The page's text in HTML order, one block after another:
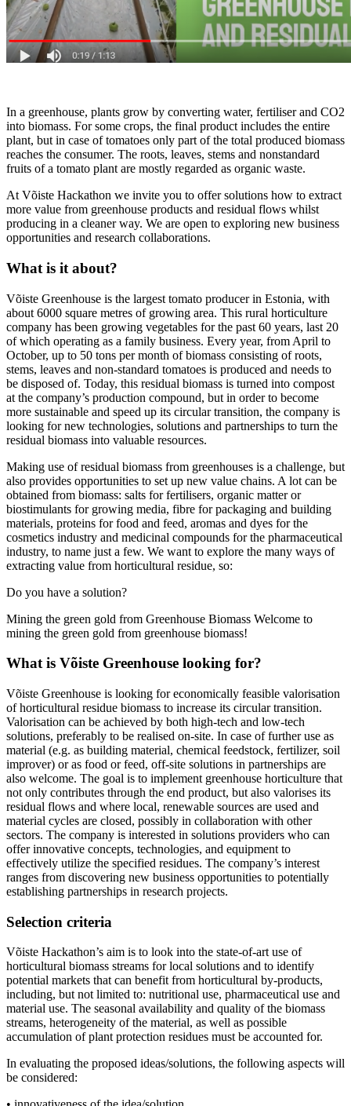
In a greenhouse, plants grow by converting water, fertiliser and CO2
into biomass. For some crops, the final product includes the entire
plant, but in case of tomatoes only part of the total produced biomass
reaches the consumer. The roots, leaves, stems and nonstandard
fruits of a tomato plant are mostly regarded as organic waste.
At Võiste Hackathon we invite you to offer solutions how to extract
more value from greenhouse products and residual flows whilst
producing in a cleaner way. We are open to exploring new business
opportunities and research collaborations.
What is it about?
Võiste Greenhouse is the largest tomato producer in Estonia, with
about 6000 square metres of growing area. This rural horticulture
company has been growing vegetables for the past 60 years, last 20
of which operating as a family business. Every year, from April to
October, up to 50 tons per month of biomass consisting of roots,
stems, leaves and non-standard tomatoes is produced and needs to
be disposed of. Today, this residual biomass is turned into compost
at the company’s production compound, but in order to become
more sustainable and speed up its circular transition, the company is
looking for new technologies, solutions and partnerships to turn the
residual biomass into valuable resources.
Making use of residual biomass from greenhouses is a challenge, but
also provides opportunities to set up new value chains. A lot can be
obtained from biomass: salts for fertilisers, organic matter or
biostimulants for growing media, fibre for packaging and building
materials, proteins for food and feed, aromas and dyes for the
cosmetics industry and medicinal compounds for the pharmaceutical
industry, to name just a few. We want to explore the many ways of
extracting value from horticultural residue, so:
Do you have a solution?
Mining the green gold from Greenhouse Biomass Welcome to
mining the green gold from greenhouse biomass!
What is Võiste Greenhouse looking for?
Võiste Greenhouse is looking for economically feasible valorisation
of horticultural residue biomass to increase its circular transition.
Valorisation can be achieved by both high-tech and low-tech
solutions, preferably to be realised on-site. In case of further use as
material (e.g. as building material, chemical feedstock, fertilizer, soil
improver) or as food or feed, off-site solutions in partnerships are
also welcome. The goal is to implement greenhouse horticulture that
not only contributes through the end product, but also valorises its
residual flows and where local, renewable sources are used and
material cycles are closed, possibly in collaboration with other
sectors. The company is interested in solutions providers who can
offer innovative concepts, technologies, and equipment to
effectively utilize the specified residues. The company’s interest
ranges from discovering new business opportunities to potentially
establishing partnerships in research projects.
Selection criteria
Võiste Hackathon’s aim is to look into the state-of-art use of
horticultural biomass streams for local solutions and to identify
potential markets that can benefit from horticultural by-products,
including, but not limited to: nutritional use, pharmaceutical use and
material use. The seasonal availability and quality of the biomass
streams, heterogeneity of the material, as well as possible
accumulation of plant protection residues must be accounted for.
In evaluating the proposed ideas/solutions, the following aspects will
be considered: